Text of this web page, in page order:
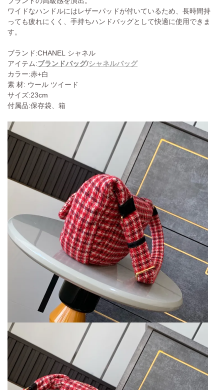
ワイドなハンドルにはレザーパッドが付いているため、長時間持
っても疲れにくく、手持ちハンドバッグとして快適に使用できま
す。
ブランド:CHANEL シャネル
アイテム:ブランドバッグ/シャネルバッグ
カラー:赤+白
素 材: ウール ツイード
サイズ:23cm
付属品:保存袋、箱